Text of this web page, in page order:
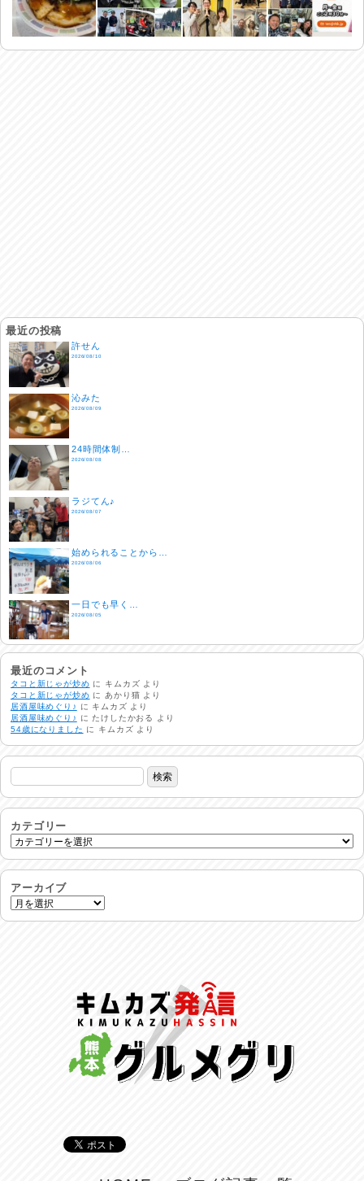
最近の投稿
許せん
2026/08/10
沁みた
2026/08/09
24時間体制…
2026/08/08
ラジてん♪
2026/08/07
始められることから…
2026/08/06
一日でも早く…
2026/08/05
酷暑日
2026/08/04
明日で一週間
2026/08/03
熱中症注意
2026/08/02
非常時には…
生活支援情報
土用丑の日♪
2026/07/28
反省会♪
最近のコメント
タコと新じゃが炒め に キムカズ より
タコと新じゃが炒め に あかり猫 より
居酒屋味めぐり♪
に キムカズ より
居酒屋味めぐり♪
にたけしたかおる
より
54歳になりました に キムカズ より
カテゴリー
アーカイブ